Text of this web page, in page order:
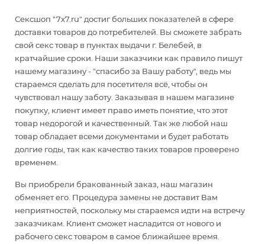
Сексшоп "7x7.ru" достиг больших показателей в сфере
доставки товаров до потребителей. Вы сможете забрать
свой секс товар в пунктах выдачи г. Белебей, в
кратчайшие сроки. Наши заказчики как правило пишут
нашему магазину - "спасибо за Вашу работу", ведь мы
стараемся сделать для посетителя всё, чтобы он
чувствовал нашу заботу. Заказывая в нашем магазине
покупку, клиент имеет право иметь понятие, что этот
товар недорогой и качественный. Так же любой наш
товар обладает всеми документами и будет работать
долгие годы, так как качество таких товаров проверено
временем.
Вы приобрели бракованный заказ, наш магазин
обменяет его. Процедура замены не доставит Вам
неприятностей, поскольку мы стараемся идти на встречу
заказчикам. Клиент сможет насладится от нового и
рабочего секс товаром в самое ближайшее время.